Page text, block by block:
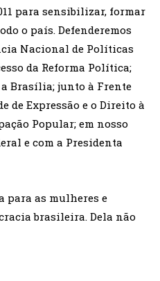
para sensibilizar, formar
o país. Defenderemos
Nacional de Políticas
da Reforma Política;
Brasília; junto à Frente
de Expressão e o Direito à
Popular; em nosso
e com a Presidenta
para as mulheres e
brasileira. Dela não